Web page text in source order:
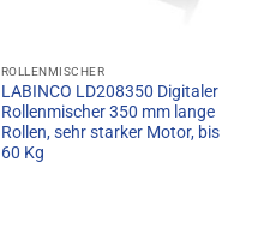
ROLLENMISCHER
LABINCO LD208350 Digitaler
Rollenmischer 350 mm lange
Rollen, sehr starker Motor, bis
60 Kg